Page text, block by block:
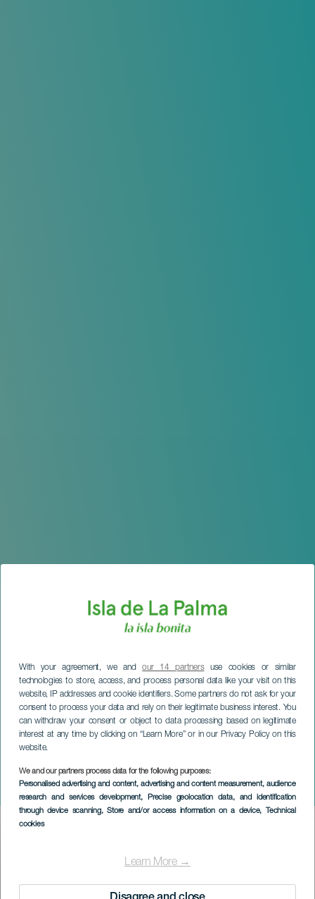
With your agreement, we andour 14 partnersuse cookies or similar
technologies to store, access, and process personal data like your visit on this
website, IP addresses and cookie identifiers. Some partners do not ask for your
consent to process your data and rely on their legitimate business interest. You
can withdraw your consent or object to data processing based on legitimate
interest at any time by clicking on “Learn More” or in our Privacy Policy on this
website.
We and our partners process data for the following purposes:
Personalised advertising and content, advertising and content measurement, audience
research and services development, Precise geolocation data, and identification
through device scanning, Store and/or access information on a device, Technical
cookies
Learn More →
La sardine de Los
Galguitos
LA PALMA
Imagen